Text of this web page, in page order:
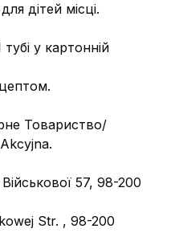
дітей місці.
у картонній
Товариство/
57, 98-200
Str. , 98-200